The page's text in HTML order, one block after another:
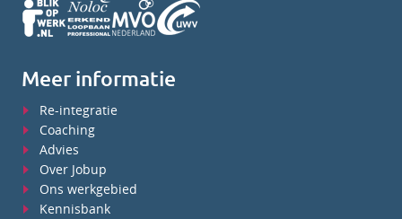
Meer informatie
Re-integratie
Coaching
Advies
Over Jobup
Ons werkgebied
Kennisbank